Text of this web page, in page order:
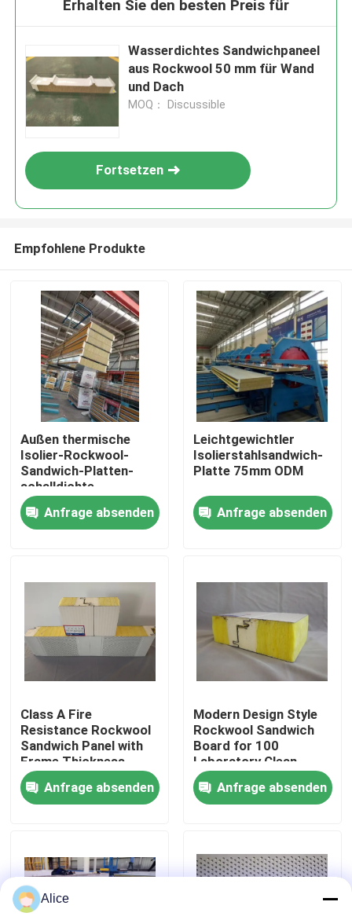
Haus
Produkte
Qualitätskontrolle
Treten Sie mit uns in Verbindung
Fordern Sie ein Zitat
Modulare Stahlkonstruktionen
Rockwool-Sandwich-Platte
Erhalten Sie den besten Preis für
Wasserdichtes Sandwichpaneel
aus Rockwool 50 mm für Wand
und Dach
MOQ： Discussible
Fortsetzen
Empfohlene Produkte
Außen thermische
Isolier-Rockwool-
Sandwich-Platten-
schalldichte
Gewohnheit
Anfrage absenden
Leichtgewichtler
Isolierstahlsandwich-
Platte 75mm ODM
Anfrage absenden
Class A Fire
Resistance Rockwool
Sandwich Panel with
Frame Thickness
0.6mm and Max
Length 9000mm
Anfrage absenden
Modern Design Style
Rockwool Sandwich
Board for 100
Laboratory Clean
Room Solutions
Anfrage absenden
Alice